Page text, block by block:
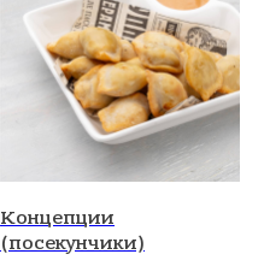
Концепции
(посекунчики)